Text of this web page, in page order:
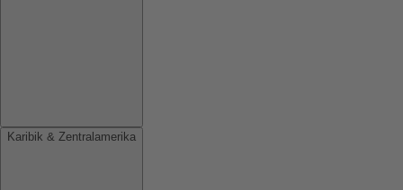
Karibik & Zentralamerika